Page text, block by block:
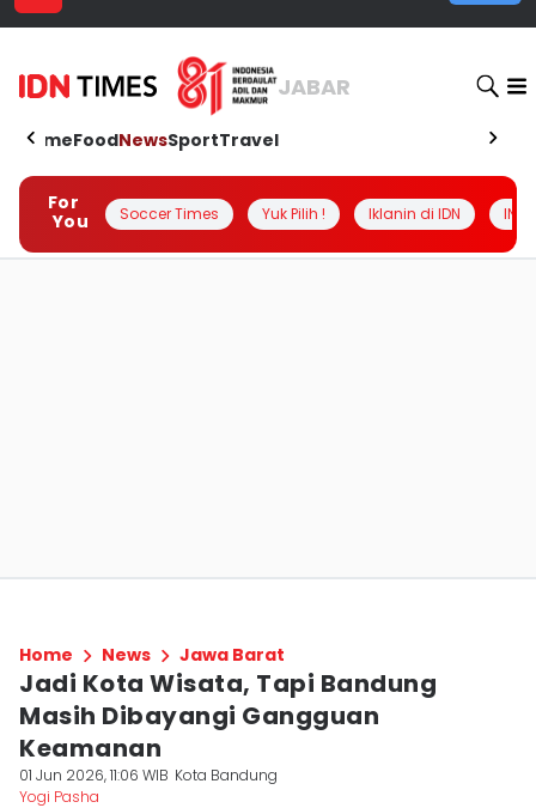
JABAR
HomeFoodNewsSportTravel
For
You
Soccer Times Yuk Pilih ! Iklanin di IDN
Home News Jawa Barat
Jadi Kota Wisata, Tapi Bandung
Masih Dibayangi Gangguan
Keamanan
01 Jun 2026, 11:06 WIB Kota Bandung
Yogi Pasha